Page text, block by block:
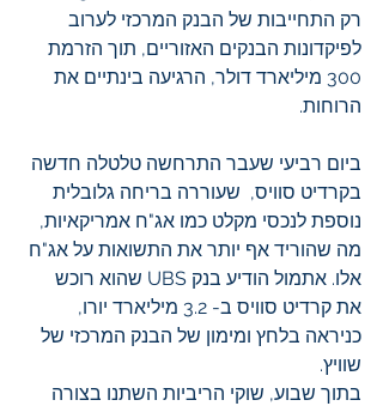
רק התחייבות של הבנק המרכזי לערוב
לפיקדונות הבנקים האזוריים, תוך הזרמת
300 מיליארד דולר, הרגיעה בינתיים את
הרוחות.
ביום רביעי שעבר התרחשה טלטלה חדשה
בקרדיט סוויס,  שעוררה בריחה גלובלית
נוספת לנכסי מקלט כמו אג"ח אמריקאיות,
מה שהוריד אף יותר את התשואות על אג"ח
אלו. אתמול הודיע בנק UBS שהוא רוכש
את קרדיט סוויס ב- 3.2 מיליארד יורו,
כניראה בלחץ ומימון של הבנק המרכזי של
שוויץ.
בתוך שבוע, שוקי הריביות השתנו בצורה